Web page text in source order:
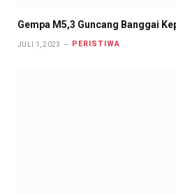
Gempa M5,3 Guncang Banggai
JULI 1, 2023 PERISTIWA